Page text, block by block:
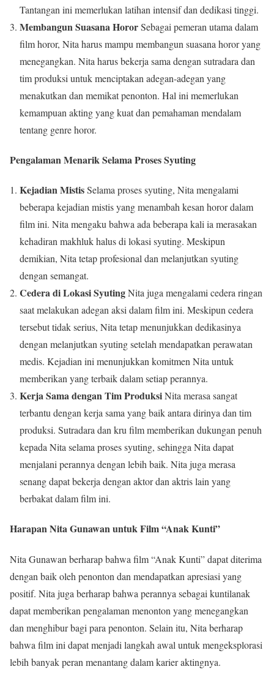
Tantangan ini memerlukan latihan intensif dan dedikasi tinggi.
Membangun Suasana HororSebagai pemeran utama dalam
film horor, Nita harus mampu membangun suasana horor yang
menegangkan. Nita harus bekerja sama dengan sutradara dan
tim produksi untuk menciptakan adegan-adegan yang
menakutkan dan memikat penonton. Hal ini memerlukan
kemampuan akting yang kuat dan pemahaman mendalam
tentang genre horor.
Pengalaman Menarik Selama Proses Syuting
Kejadian MistisSelama proses syuting, Nita mengalami
beberapa kejadian mistis yang menambah kesan horor dalam
film ini. Nita mengaku bahwa ada beberapa kali ia merasakan
kehadiran makhluk halus di lokasi syuting. Meskipun
demikian, Nita tetap profesional dan melanjutkan syuting
dengan semangat.
Cedera di Lokasi SyutingNita juga mengalami cedera ringan
saat melakukan adegan aksi dalam film ini. Meskipun cedera
tersebut tidak serius, Nita tetap menunjukkan dedikasinya
dengan melanjutkan syuting setelah mendapatkan perawatan
medis. Kejadian ini menunjukkan komitmen Nita untuk
memberikan yang terbaik dalam setiap perannya.
Kerja Sama dengan Tim ProduksiNita merasa sangat
terbantu dengan kerja sama yang baik antara dirinya dan tim
produksi. Sutradara dan kru film memberikan dukungan penuh
kepada Nita selama proses syuting, sehingga Nita dapat
menjalani perannya dengan lebih baik. Nita juga merasa
senang dapat bekerja dengan aktor dan aktris lain yang
berbakat dalam film ini.
Harapan Nita Gunawan untuk Film “Anak Kunti”
Nita Gunawan berharap bahwa film “Anak Kunti” dapat diterima
dengan baik oleh penonton dan mendapatkan apresiasi yang
positif. Nita juga berharap bahwa perannya sebagai kuntilanak
dapat memberikan pengalaman menonton yang menegangkan
dan menghibur bagi para penonton. Selain itu, Nita berharap
bahwa film ini dapat menjadi langkah awal untuk mengeksplorasi
lebih banyak peran menantang dalam karier aktingnya.